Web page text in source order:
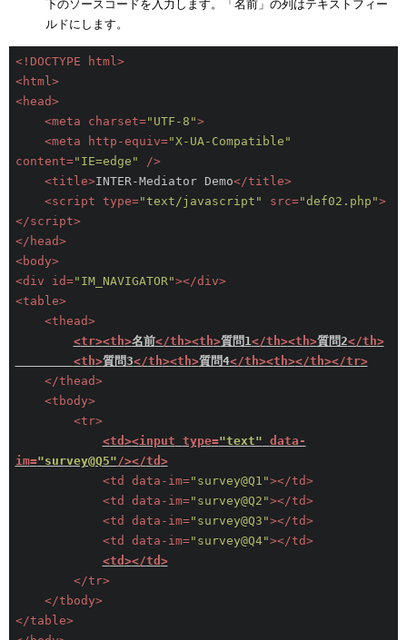
下のソースコードを入力します。「名前」の列はテキストフィー
ルドにします。
<!DOCTYPE html>
<html>
<head>
<meta charset="UTF-8">
<meta http-equiv="X-UA-Compatible"
content="IE=edge" />
<title>INTER-Mediator Demo</title>
<script type="text/javascript" src="def02.php">
</script>
</ head>
<body>
<div id="IM_NAVIGATOR"></div>
<table>
<thead>
<tr><th>名前</th><th>質問1</th><th>質問2</th>
<th>質問3</th><th>質問4</th><th></th></tr>
</thead>
<tbody>
<tr>
<td ><input type="text" data-
im="survey@Q5"/></td >
<td data-im="survey@Q1"></td>
<td data-im="survey@Q2"></td>
<td data-im="survey@Q3"></td>
<td data-im="survey@Q4"></td>
<td ></td >
</tr>
</tbody>
</table>